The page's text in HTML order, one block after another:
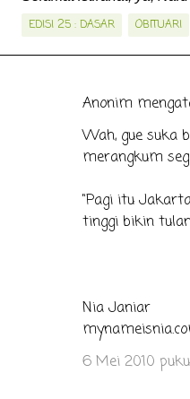
EDISI 25 : DASAR OBITUARI
Anonim
Wah, gue suka
merangkum
"Pagi itu
tinggi bikin
Nia Janiar
6 Mei 2010